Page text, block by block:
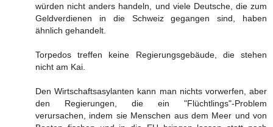
würden nicht anders handeln, und viele Deutsche, die zum
Geldverdienen in die Schweiz gegangen sind, haben
ähnlich gehandelt.
Torpedos treffen keine Regierungsgebäude, die stehen
nicht am Kai.
Den Wirtschaftsasylanten kann man nichts vorwerfen, aber
den Regierungen, die ein "Flüchtlings"-Problem
verursachen, indem sie Menschen aus dem Meer und von